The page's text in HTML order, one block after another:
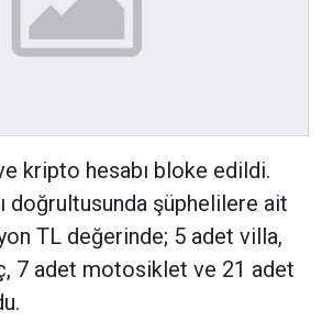
kripto hesabı bloke edildi.
doğrultusunda şüphelilere ait
TL değerinde; 5 adet villa,
7 adet motosiklet ve 21 adet